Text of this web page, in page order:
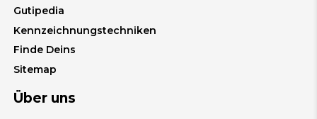
Gutipedia
Kennzeichnungstechniken
Finde Deins
Sitemap
Über uns